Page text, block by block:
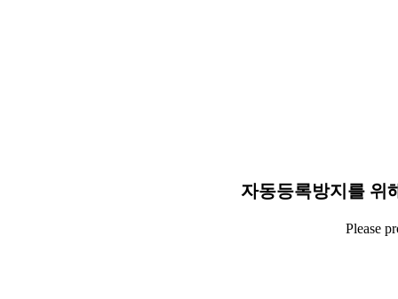
자동등록방지를 위
Please